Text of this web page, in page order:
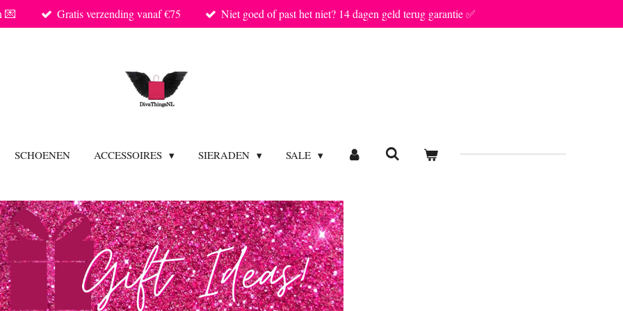
💌 Gratis verzending vanaf €75 Niet goed of past het niet? 14 dagen geld terug garantie ✅
SCHOENEN ACCESSOIRES SIERADEN SALE